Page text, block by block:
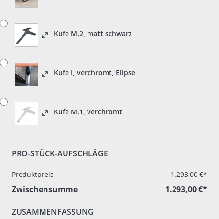
Kufe M.2, matt schwarz
Kufe I, verchromt, Elipse
Kufe M.1, verchromt
PRO-STÜCK-AUFSCHLÄGE
Produktpreis 1.293,00 €*
Zwischensumme 1.293,00 €*
ZUSAMMENFASSUNG